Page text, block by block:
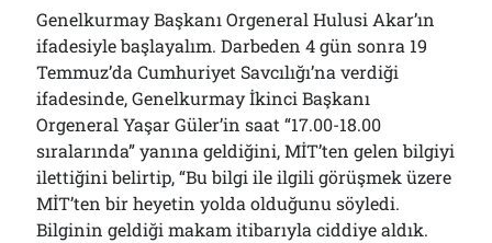
Genelkurmay Başkanı Orgeneral Hulusi Akar’ın
ifadesiyle başlayalım. Darbeden 4 gün sonra 19
Temmuz’da Cumhuriyet Savcılığı’na verdiği
ifadesinde, Genelkurmay İkinci Başkanı
Orgeneral Yaşar Güler’in saat “17.00-18.00
sıralarında” yanına geldiğini, MİT’ten gelen bilgiyi
ilettiğini belirtip, “Bu bilgi ile ilgili görüşmek üzere
MİT’ten bir heyetin yolda olduğunu söyledi.
Bilginin geldiği makam itibarıyla ciddiye aldık.